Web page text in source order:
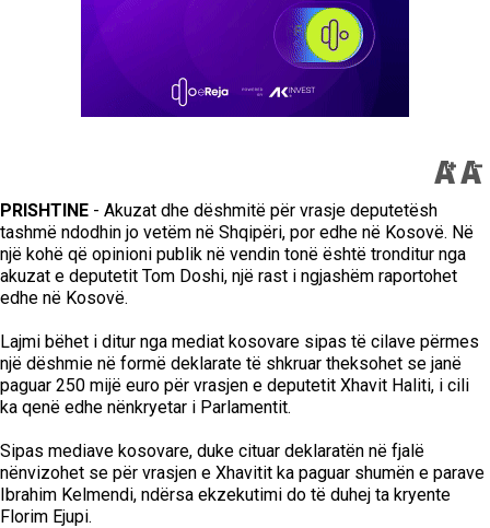
PRISHTINE - Akuzat dhe dëshmitë për vrasje deputetësh
tashmë ndodhin jo vetëm në Shqipëri, por edhe në Kosovë. Në
një kohë që opinioni publik në vendin tonë është tronditur nga
akuzat e deputetit Tom Doshi, një rast i ngjashëm raportohet
edhe në Kosovë.
Lajmi bëhet i ditur nga mediat kosovare sipas të cilave përmes
një dëshmie në formë deklarate të shkruar theksohet se janë
paguar 250 mijë euro për vrasjen e deputetit Xhavit Haliti, i cili
ka qenë edhe nënkryetar i Parlamentit.
Sipas mediave kosovare, duke cituar deklaratën në fjalë
nënvizohet se për vrasjen e Xhavitit ka paguar shumën e parave
Ibrahim Kelmendi, ndërsa ekzekutimi do të duhej ta kryente
Florim Ejupi.